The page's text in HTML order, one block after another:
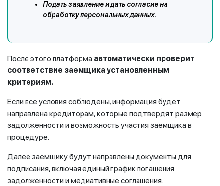
Подать заявление и дать согласие на
обработку персональных данных.
После этого платформа автоматически проверит
соответствие заемщика установленным
критериям.
Если все условия соблюдены, информация будет
направлена кредиторам, которые подтвердят размер
задолженности и возможность участия заемщика в
процедуре.
Далее заемщику будут направлены документы для
подписания, включая единый график погашения
задолженности и медиативные соглашения.